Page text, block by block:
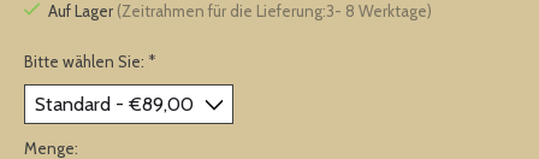
Auf Lager (Zeitrahmen für die Lieferung:3- 8 Werktage)
Bitte wählen Sie: *
Menge: